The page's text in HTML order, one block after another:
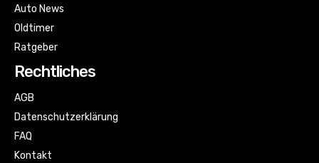
Auto News
Oldtimer
Ratgeber
Rechtliches
AGB
Datenschutzerklärung
FAQ
Kontakt